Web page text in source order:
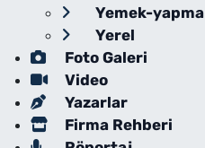
Yemek-yapma
Yerel
Foto Galeri
Video
Yazarlar
Firma Rehberi